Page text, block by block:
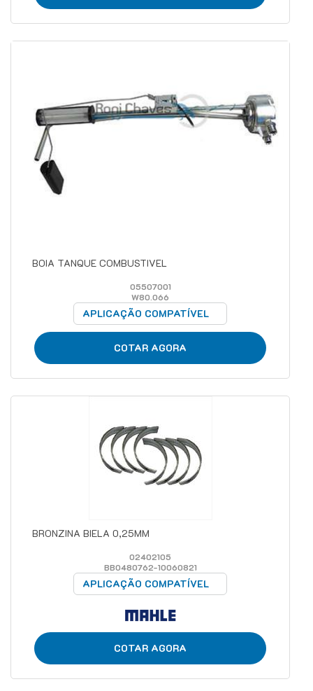
BOIA TANQUE COMBUSTIVEL
05507001
W80.066
APLICAÇÃO COMPATÍVEL
COTAR AGORA
BRONZINA BIELA 0,25MM
02402105
BB0480762-10060821
APLICAÇÃO COMPATÍVEL
COTAR AGORA